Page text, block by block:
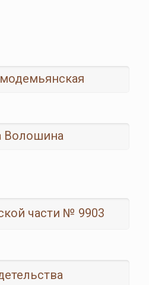
Волошина
части № 9903